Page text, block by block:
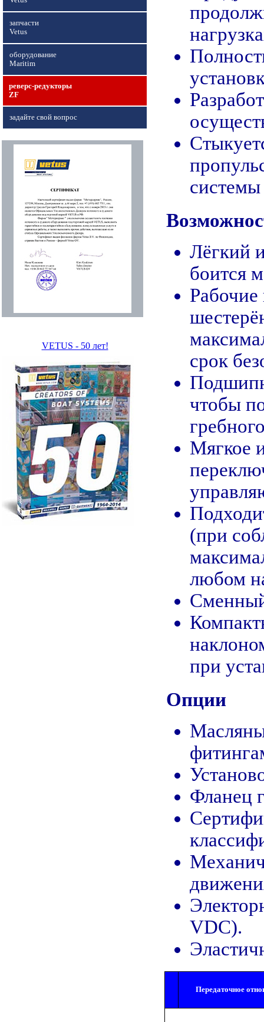
запчасти
Vetus
оборудование
Maritim
реверс-редукторы
ZF
задайте свой вопрос
VETUS - 50 лет!
Лёгкий
боится
Рабочие
срок
чтобы
Мягкое
(при
любом
при
Опции
Фланец
VDC).
Передаточное